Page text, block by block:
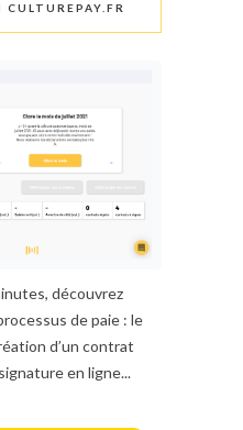
découvrez
de paie : le
d’un contrat
en ligne...